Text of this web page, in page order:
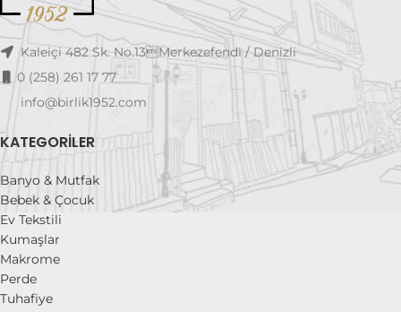
Kaleiçi 482 Sk. No.13Merkezefendi / Denizli
0 (258) 261 17 77
info@birlik1952.com
KATEGORILER
Banyo & Mutfak
Bebek & Çocuk
Ev Tekstili
Kumaşlar
Makrome
Perde
Tuhafiye